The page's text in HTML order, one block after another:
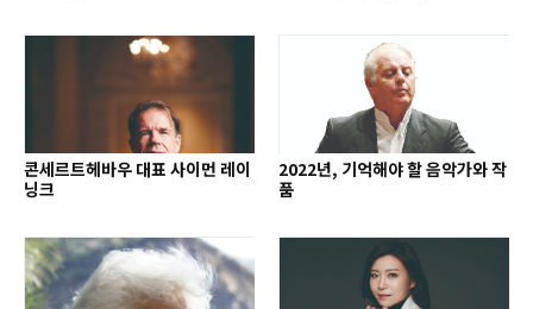
콘세르트헤바우 대표 사이먼 레이
닝크
2022년, 기억해야 할 음악가와 작
품